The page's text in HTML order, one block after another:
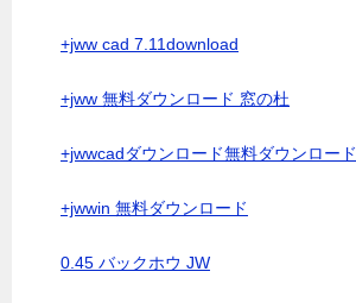
+jww cad 7.11download
+jww 無料ダウンロード 窓の杜
+jwwcadダウンロード無料ダウンロード
+jwwin 無料ダウンロード
0.45 バックホウ JW